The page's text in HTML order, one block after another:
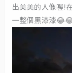
出美美的人像喔!
一整個黑漆漆